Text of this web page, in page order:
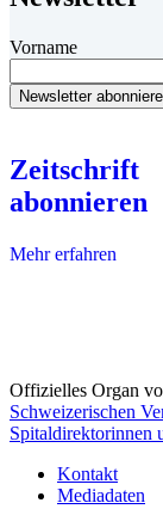
Vorname
Zeitschrift
abonnieren
Mehr erfahren
Offizielles Organ
Schweizerischen
Spitaldirektorinnen
Kontakt
Mediadaten